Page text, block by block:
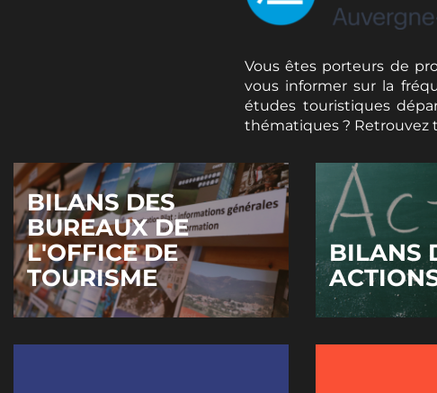
Vous êtes porteurs de
vous informer sur la
études touristiques
thématiques ? Retrouvez
BILANS DES
BUREAUX DE
L'OFFICE DE
TOURISME
BILANS